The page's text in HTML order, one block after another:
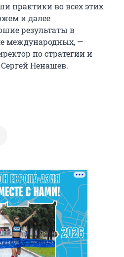
практики во всех этих
и далее
результаты в
международных, —
по стратегии и
Ненашев.